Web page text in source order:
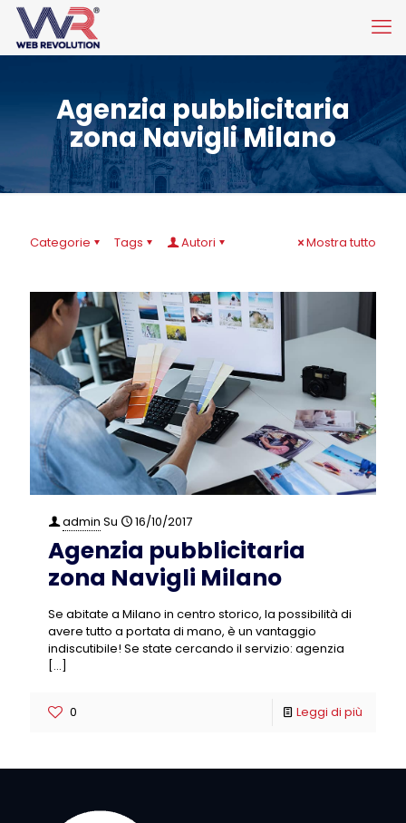
Agenzia pubblicitaria
zona Navigli Milano
Categorie Tags Autori Mostra tutto
admin Su 16/10/2017
Agenzia pubblicitaria
zona Navigli Milano
Se abitate a Milano in centro storico, la possibilità di
avere tutto a portata di mano, è un vantaggio
indiscutibile! Se state cercando il servizio: agenzia
[…]
0 Leggi di più